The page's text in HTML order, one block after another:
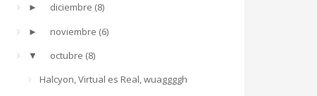
► diciembre (8)
► noviembre (6)
▼ octubre (8)
Halcyon, Virtual es Real, wuaggggh